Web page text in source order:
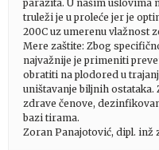
parazita. U našim uslovima
truleži je u proleće jer je
200C uz umerenu vlažnost
Mere zaštite: Zbog
najvažnije je primeniti
obratiti na plodored u
uništavanje biljnih
zdrave čenove,
bazi tirama.
Zoran Panajotović, dipl. inž